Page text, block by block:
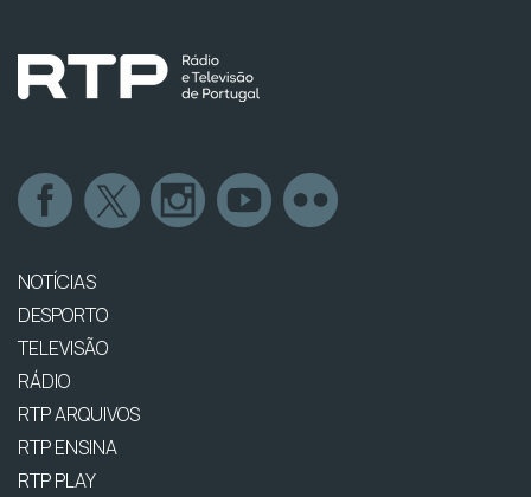
NOTÍCIAS
DESPORTO
TELEVISÃO
RÁDIO
RTP ARQUIVOS
RTP ENSINA
RTP PLAY